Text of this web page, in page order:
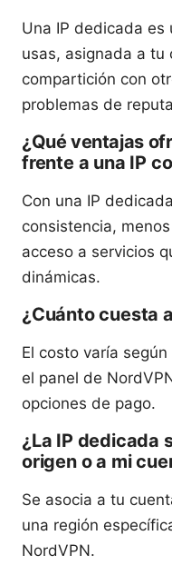
Una IP dedicada es
usas, asignada a tu
compartición con
problemas de
¿Qué ventajas
frente a una IP
Con una IP
consistencia,
acceso a servicios
dinámicas.
¿Cuánto cuesta
El costo varía
el panel de
opciones de pago.
¿La IP dedicada
origen o a mi
Se asocia a tu
una región
NordVPN.